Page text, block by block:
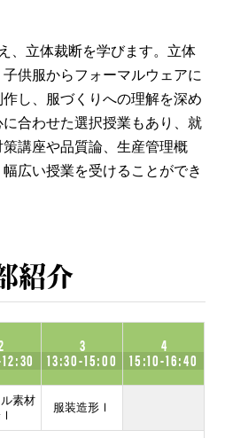
、立体裁断を学びます。立体
供服からフォーマルウェアに
し、服づくりへの理解を深め
合わせた選択授業もあり、就
講座や品質論、生産管理概
広い授業を受けることができ
紹介
3
13:30-15:00
4
15:10-16:40
素材
服装造形Ⅰ